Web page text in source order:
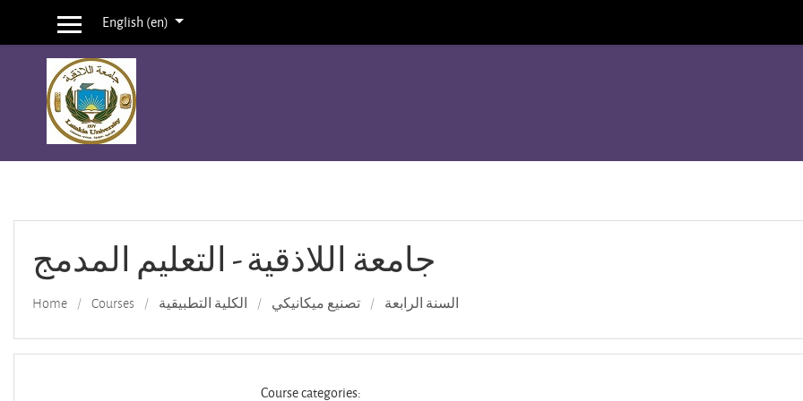
Skip to main content
Side panelEnglish ‎(en)‎
جامعة اللاذقية - التعليم المدمج
Home Courses الكلية التطبيقية تصنيع ميكانيكي السنة الرابعة
Course categories: